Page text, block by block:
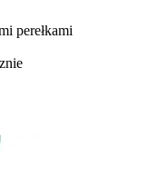
perełkami